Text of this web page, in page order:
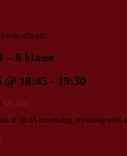
afholdt.
8 klasse
@ 18:45 - 19:30
at 18:45 on onsdag, repeating until